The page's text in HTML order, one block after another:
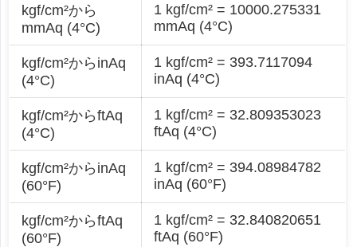
kgf/cm²から
mmAq (4°C)
1 kgf/cm² = 10000.275331
mmAq (4°C)
kgf/cm²からinAq
(4°C)
1 kgf/cm² = 393.7117094
inAq (4°C)
kgf/cm²からftAq
(4°C)
1 kgf/cm² = 32.809353023
ftAq (4°C)
kgf/cm²からinAq
(60°F)
1 kgf/cm² = 394.08984782
inAq (60°F)
kgf/cm²からftAq
(60°F)
1 kgf/cm² = 32.840820651
ftAq (60°F)